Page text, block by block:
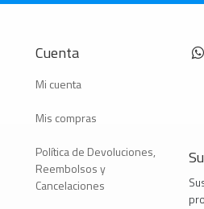
Cuenta
Mi cuenta
Mis compras
Política de Devoluciones,
Reembolsos y
Cancelaciones